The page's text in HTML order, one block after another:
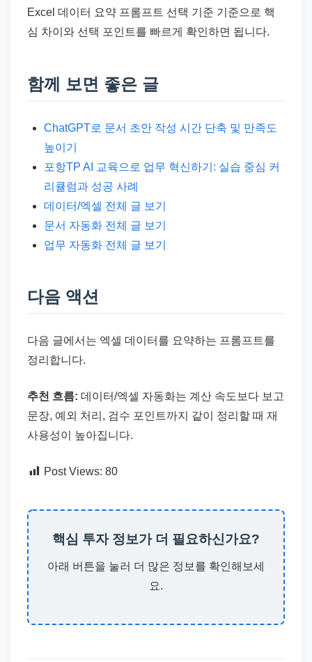
Excel 데이터 요약 프롬프트 선택 기준 기준으로 핵
심 차이와 선택 포인트를 빠르게 확인하면 됩니다.
함께 보면 좋은 글
ChatGPT로 문서 초안 작성 시간 단축 및 만족도
높이기
포항TP AI 교육으로 업무 혁신하기: 실습 중심 커
리큘럼과 성공 사례
데이터/엑셀 전체 글 보기
문서 자동화 전체 글 보기
업무 자동화 전체 글 보기
다음 액션
다음 글에서는 엑셀 데이터를 요약하는 프롬프트를
정리합니다.
추천 흐름: 데이터/엑셀 자동화는 계산 속도보다 보고
문장, 예외 처리, 검수 포인트까지 같이 정리할 때 재
사용성이 높아집니다.
Post Views: 80
핵심 투자 정보가 더 필요하신가요?
아래 버튼을 눌러 더 많은 정보를 확인해보세
요.